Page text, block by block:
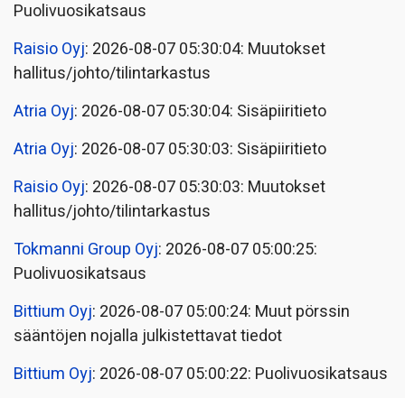
Puolivuosikatsaus
Raisio Oyj: 2026-08-07 05:30:04: Muutokset
hallitus/johto/tilintarkastus
Atria Oyj: 2026-08-07 05:30:04: Sisäpiiritieto
Atria Oyj: 2026-08-07 05:30:03: Sisäpiiritieto
Raisio Oyj: 2026-08-07 05:30:03: Muutokset
hallitus/johto/tilintarkastus
Tokmanni Group Oyj: 2026-08-07 05:00:25:
Puolivuosikatsaus
Bittium Oyj: 2026-08-07 05:00:24: Muut pörssin
sääntöjen nojalla julkistettavat tiedot
Bittium Oyj: 2026-08-07 05:00:22: Puolivuosikatsaus